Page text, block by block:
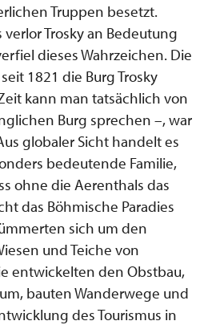
Truppen besetzt.
Trosky an Bedeutung
dieses Wahrzeichen. Die
1821 die Burg Trosky
kann man tatsächlich von
Burg sprechen –, war
globaler Sicht handelt es
bedeutende Familie,
ohne die Aerenthals das
das Böhmische Paradies
sich um den
und Teiche von
entwickelten den Obstbau,
bauten Wanderwege und
des Tourismus in